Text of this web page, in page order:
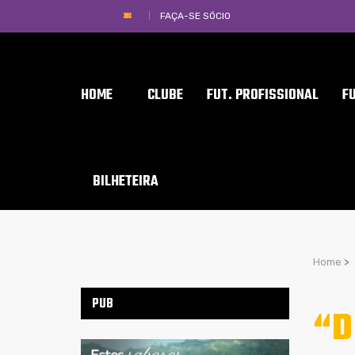
FAÇA-SE SÓCIO
HOME CLUBE FUT. PROFISSIONAL
BILHETEIRA
Home >
PUB